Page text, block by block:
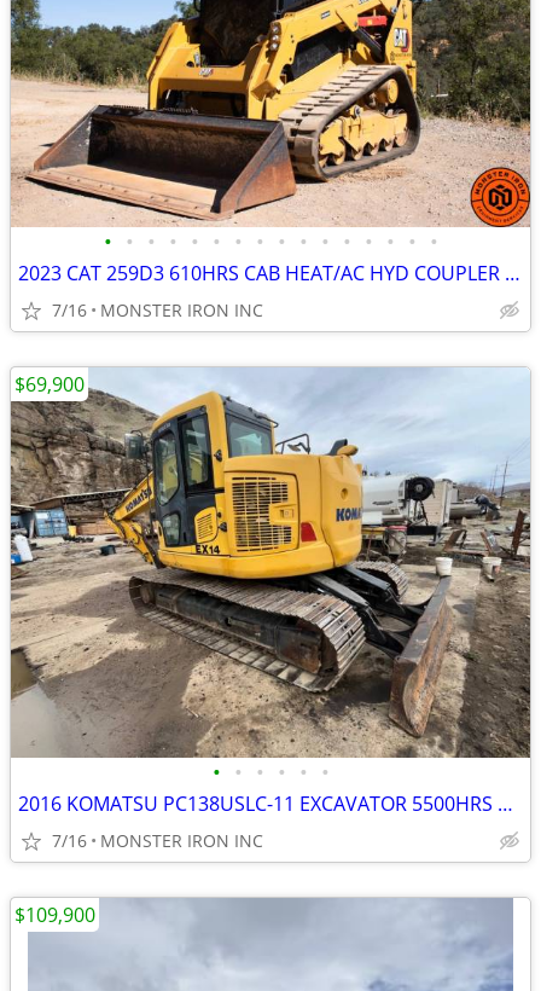
• • • • • • • • • • • • • • • •
2023 CAT 259D3 610HRS CAB HEAT/AC HYD COUPLER WARRANTY
7/16 MONSTER IRON INC
• • • • • •
2016 KOMATSU PC138USLC-11 EXCAVATOR 5500HRS THUMB Q/C
7/16 MONSTER IRON INC
$69,900
$109,900